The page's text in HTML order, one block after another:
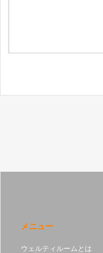
メニュー
ウェルティルームとは